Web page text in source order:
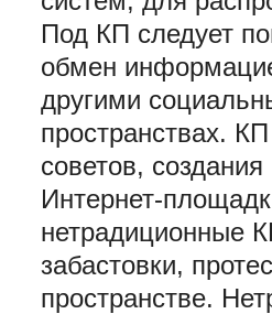
Под КП следует
обмен
другими
пространствах.
советов,
Интернет-
нетрадиционные
забастовки,
пространстве.